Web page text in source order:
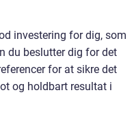
investering for dig, som
du beslutter dig for det
for at sikre det
og holdbart resultat i